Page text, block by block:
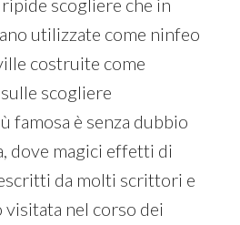
utilizzate come ninfeo
costruite come
scogliere
famosa è senza dubbio
dove magici effetti di
da molti scrittori e
visitata nel corso dei